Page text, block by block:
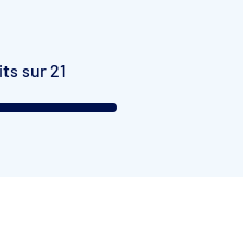
sur 21